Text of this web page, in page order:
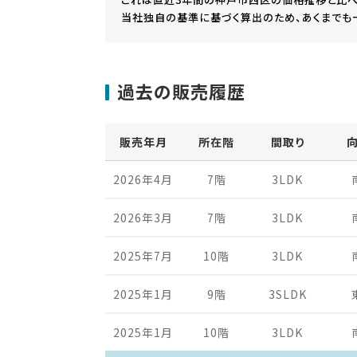
当社独自の基準に基づく算出のため、あくまでも
過去の販売履歴
販売年月 所在階 間取り
2026年4月 7階 3LDK
2026年3月 7階 3LDK
2025年7月 10階 3LDK
2025年1月 9階 3SLDK
2025年1月 10階 3LDK